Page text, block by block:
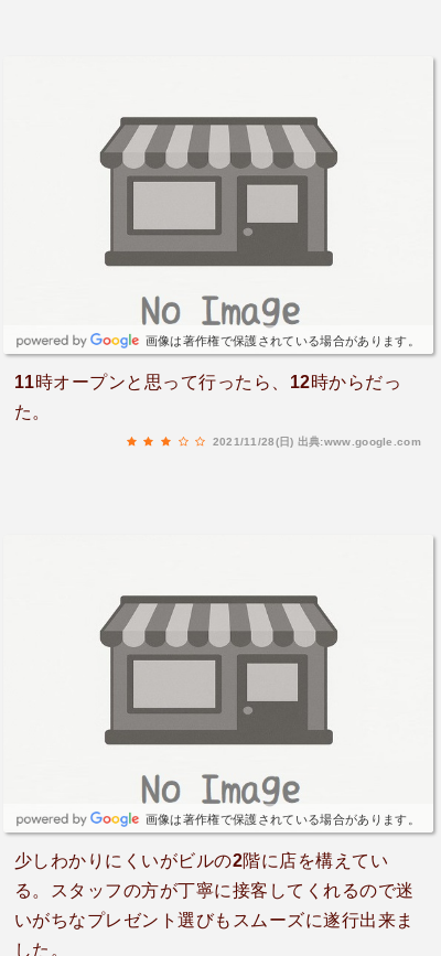
画像は著作権で保護されている場合があります。
11時オープンと思って行ったら、12時からだっ
た。
2021/11/28(日) 出典:www.google.com
画像は著作権で保護されている場合があります。
少しわかりにくいがビルの2階に店を構えてい
る。スタッフの方が丁寧に接客してくれるので迷
いがちなプレゼント選びもスムーズに遂行出来ま
した。